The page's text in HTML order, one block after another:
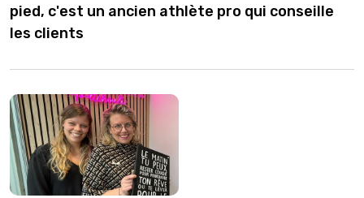
pied, c'est un ancien athlète pro qui conseille
les clients